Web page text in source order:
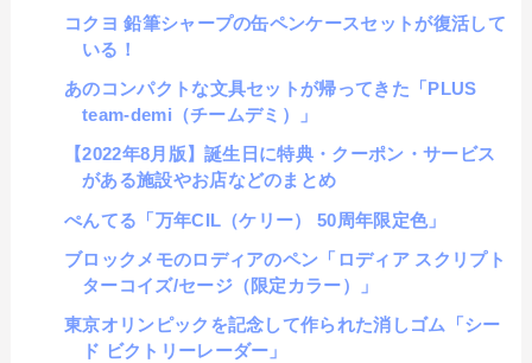
コクヨ 鉛筆シャープの缶ペンケースセットが復活して
いる！
あのコンパクトな文具セットが帰ってきた「PLUS
team-demi（チームデミ）」
【2022年8月版】誕生日に特典・クーポン・サービス
がある施設やお店などのまとめ
ぺんてる「万年CIL（ケリー） 50周年限定色」
ブロックメモのロディアのペン「ロディア スクリプト
ターコイズ/セージ（限定カラー）」
東京オリンピックを記念して作られた消しゴム「シー
ド ビクトリーレーダー」